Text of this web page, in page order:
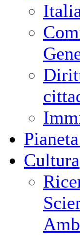
Cultura